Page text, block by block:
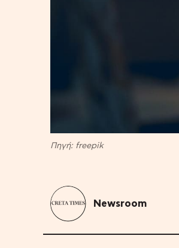
Πηγή: freepik
Newsroom